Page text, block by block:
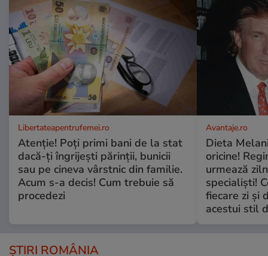
Libertateapentrufemei.ro
Atenție! Poți primi bani de la stat
dacă-ți îngrijești părinții, bunicii
sau pe cineva vârstnic din familie.
Acum s-a decis! Cum trebuie să
procedezi
Avantaje.ro
Dieta
oricine!
urmează
specialiști!
fiecare zi și
acestui stil
ȘTIRI ROMÂNIA